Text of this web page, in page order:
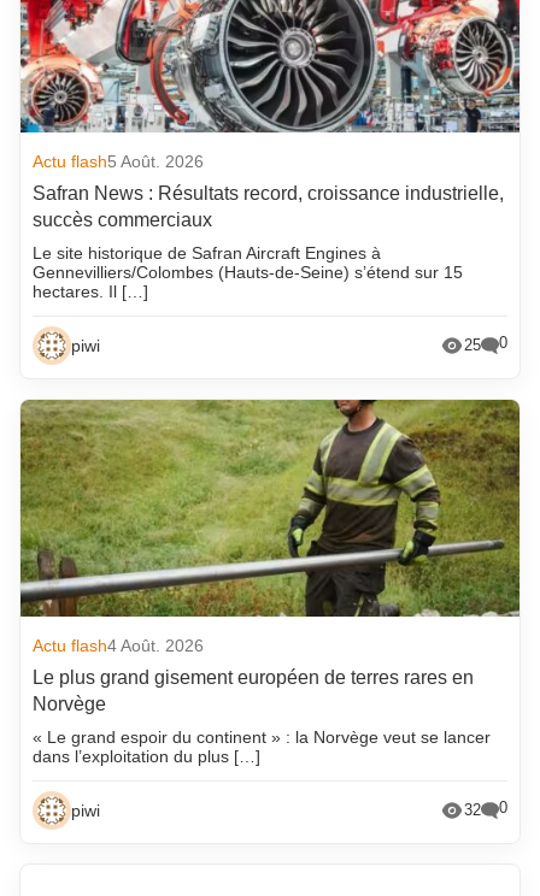
Actu flash5 Août. 2026
Safran News : Résultats record, croissance industrielle,
succès commerciaux
Le site historique de Safran Aircraft Engines à
Gennevilliers/Colombes (Hauts-de-Seine) s’étend sur 15
hectares. Il […]
piwi 25 0
Actu flash4 Août. 2026
Le plus grand gisement européen de terres rares en
Norvège
« Le grand espoir du continent » : la Norvège veut se lancer
dans l’exploitation du plus […]
piwi 32 0